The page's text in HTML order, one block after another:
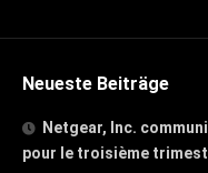
Neueste Beiträge
Netgear, Inc.
pour le troisième